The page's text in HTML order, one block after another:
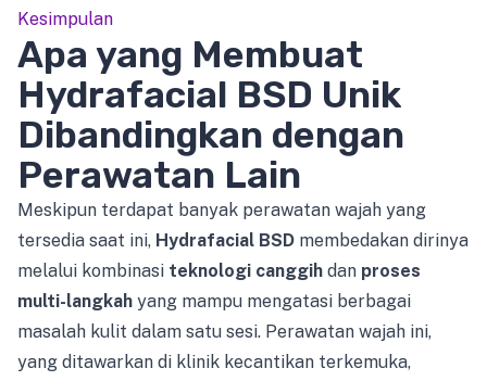
Kesimpulan
Apa yang Membuat
Hydrafacial BSD Unik
Dibandingkan dengan
Perawatan Lain
Meskipun terdapat banyak perawatan wajah yang
tersedia saat ini, Hydrafacial BSD membedakan dirinya
melalui kombinasi teknologi canggih dan proses
multi-langkah yang mampu mengatasi berbagai
masalah kulit dalam satu sesi. Perawatan wajah ini,
yang ditawarkan di klinik kecantikan terkemuka,